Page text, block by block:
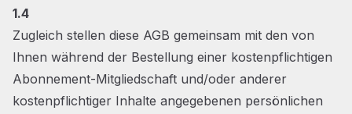
1.4
Zugleich stellen diese AGB gemeinsam mit den von
Ihnen während der Bestellung einer kostenpflichtigen
Abonnement-Mitgliedschaft und/oder anderer
kostenpflichtiger Inhalte angegebenen persönlichen